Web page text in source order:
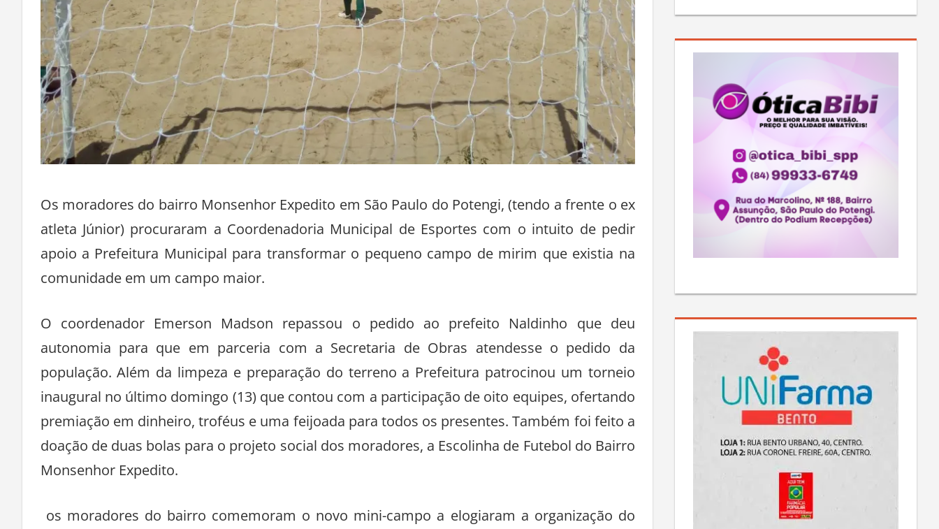
Os moradores do bairro Monsenhor Expedito em São Paulo do Potengi, (tendo a frente o ex
atleta Júnior) procuraram a Coordenadoria Municipal de Esportes com o intuito de pedir
apoio a Prefeitura Municipal para transformar o pequeno campo de mirim que existia na
comunidade em um campo maior.
O coordenador Emerson Madson repassou o pedido ao prefeito Naldinho que deu
autonomia para que em parceria com a Secretaria de Obras atendesse o pedido da
população. Além da limpeza e preparação do terreno a Prefeitura patrocinou um torneio
inaugural no último domingo (13) que contou com a participação de oito equipes, ofertando
premiação em dinheiro, troféus e uma feijoada para todos os presentes. Também foi feito a
doação de duas bolas para o projeto social dos moradores, a Escolinha de Futebol do Bairro
Monsenhor Expedito.
os moradores do bairro comemoram o novo mini-campo a elogiaram a organização do